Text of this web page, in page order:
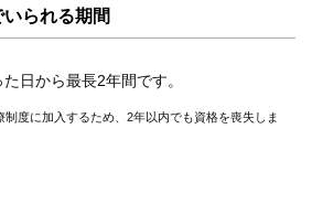
られる期間
日から最長2年間です。
度に加入するため、2年以内でも資格を喪失しま